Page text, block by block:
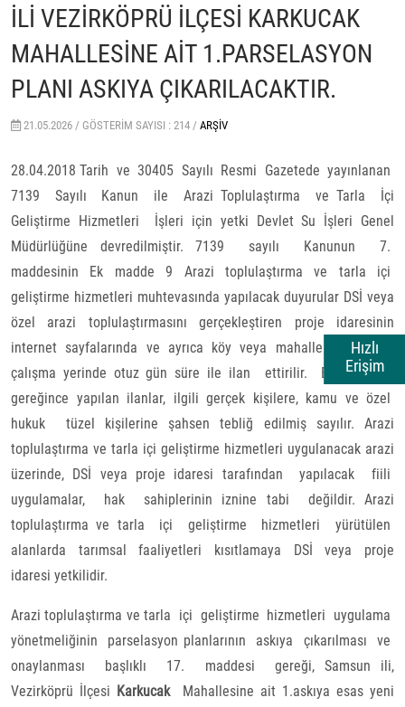
Hızlı
Erişim
İLİ VEZİRKÖPRÜ İLÇESİ KARKUCAK
MAHALLESİNE AİT 1.PARSELASYON
PLANI ASKIYA ÇIKARILACAKTIR.
21.05.2026 / GÖSTERIM SAYISI : 214 / ARŞIV
28.04.2018 Tarih ve 30405 Sayılı Resmi Gazetede yayınlanan
7139 Sayılı Kanun ile Arazi Toplulaştırma ve Tarla İçi
Geliştirme Hizmetleri İşleri için yetki Devlet Su İşleri Genel
Müdürlüğüne devredilmiştir. 7139 sayılı Kanunun 7.
maddesinin Ek madde 9 Arazi toplulaştırma ve tarla içi
geliştirme hizmetleri muhtevasında yapılacak duyurular DSİ veya
özel arazi toplulaştırmasını gerçekleştiren proje idaresinin
internet sayfalarında ve ayrıca köy veya mahalle muhtarının
çalışma yerinde otuz gün süre ile ilan ettirilir. Bu madde
gereğince yapılan ilanlar, ilgili gerçek kişilere, kamu ve özel
hukuk tüzel kişilerine şahsen tebliğ edilmiş sayılır. Arazi
toplulaştırma ve tarla içi geliştirme hizmetleri uygulanacak arazi
üzerinde, DSİ veya proje idaresi tarafından yapılacak fiili
uygulamalar, hak sahiplerinin iznine tabi değildir. Arazi
toplulaştırma ve tarla içi geliştirme hizmetleri yürütülen
alanlarda tarımsal faaliyetleri kısıtlamaya DSİ veya proje
idaresi yetkilidir.
Arazi toplulaştırma ve tarla içi geliştirme hizmetleri uygulama
yönetmeliğinin parselasyon planlarının askıya çıkarılması ve
onaylanması başlıklı 17. maddesi gereği, Samsun ili,
Vezirköprü İlçesi Karkucak
Mahallesine ait 1.askıya esas yeni